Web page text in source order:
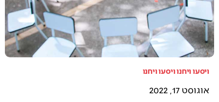
ויסעו ויחנו ויסעו ויחנו
אוגוסט 17, 2022